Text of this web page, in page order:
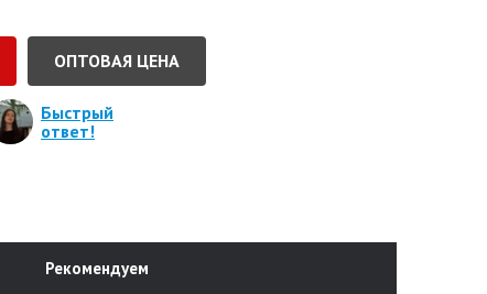
ОПТОВАЯ ЦЕНА
Быстрый
ответ!
Рекомендуем